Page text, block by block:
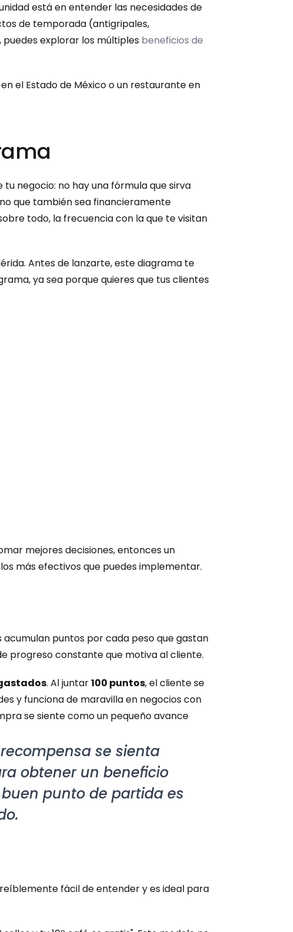
está en entender las necesidades de
de temporada (antigripales,
explorar los múltiples beneficios de
el Estado de México o un restaurante en
negocio: no hay una fórmula que sirva
que también sea financieramente
todo, la frecuencia con la que te visitan
Antes de lanzarte, este diagrama te
ya sea porque quieres que tus clientes
mejores decisiones, entonces un
más efectivos que puedes implementar.
acumulan puntos por cada peso que gastan
progreso constante que motiva al cliente.
. Al juntar 100 puntos, el cliente se
y funciona de maravilla en negocios con
se siente como un pequeño avance
se sienta
obtener un beneficio
punto de partida es
fácil de entender y es ideal para